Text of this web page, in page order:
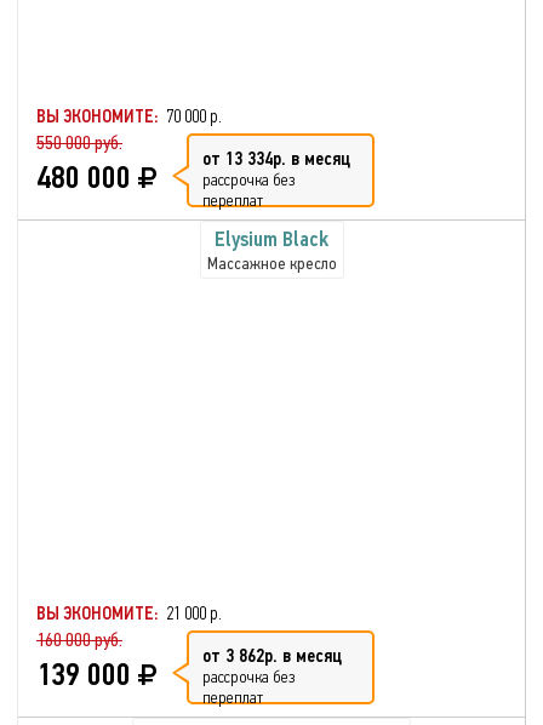
ВЫ ЭКОНОМИТЕ: 70 000 р.
550 000 руб.
480 000 от 13 334р. в месяц
рассрочка без
переплат
Elysium Black
Массажное кресло
ВЫ ЭКОНОМИТЕ: 21 000 р.
160 000 руб.
139 000 от 3 862р. в месяц
рассрочка без
переплат